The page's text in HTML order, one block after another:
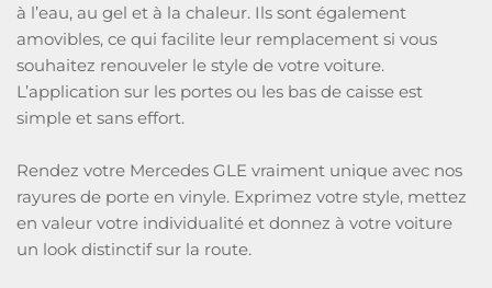
à l’eau, au gel et à la chaleur. Ils sont également
amovibles, ce qui facilite leur remplacement si vous
souhaitez renouveler le style de votre voiture.
L’application sur les portes ou les bas de caisse est
simple et sans effort.
Rendez votre Mercedes GLE vraiment unique avec nos
rayures de porte en vinyle. Exprimez votre style, mettez
en valeur votre individualité et donnez à votre voiture
un look distinctif sur la route.